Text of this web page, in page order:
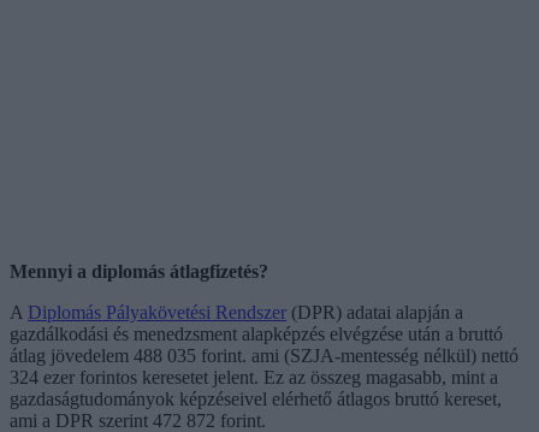
Mennyi a diplomás átlagfizetés?
A Diplomás Pályakövetési Rendszer (DPR) adatai alapján a
gazdálkodási és menedzsment alapképzés elvégzése után a bruttó
átlag jövedelem 488 035 forint. ami (SZJA-mentesség nélkül) nettó
324 ezer forintos keresetet jelent. Ez az összeg magasabb, mint a
gazdaságtudományok képzéseivel elérhető átlagos bruttó kereset,
ami a DPR szerint 472 872 forint.